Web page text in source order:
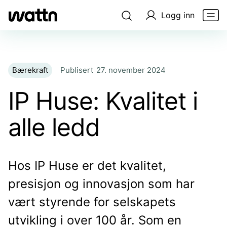
Logg inn
Bærekraft Publisert 27. november 2024
IP Huse: Kvalitet i
alle ledd
Hos IP Huse er det kvalitet,
presisjon og innovasjon som har
vært styrende for selskapets
utvikling i over 100 år. Som en